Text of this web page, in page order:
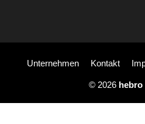
Unternehmen Kontakt
© 2026 hebro